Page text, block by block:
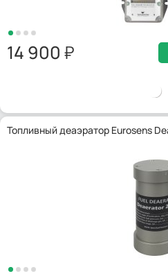
14 900
Топливный деаэратор Eurosens